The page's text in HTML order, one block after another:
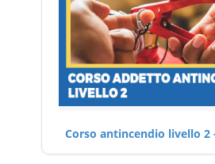
Corso antincendio livello 2